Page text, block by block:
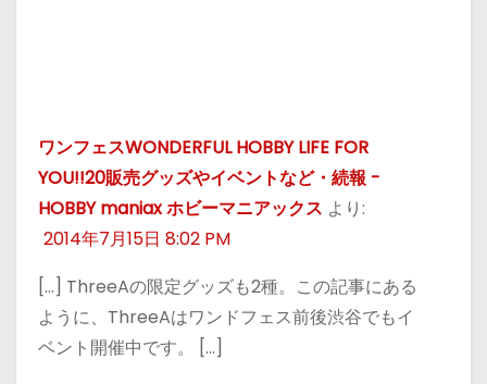
ワンフェスWONDERFUL HOBBY LIFE FOR
YOU!!20販売グッズやイベントなど・続報 -
HOBBY maniax ホビーマニアックス より:
2014年7月15日 8:02 PM
[…] ThreeAの限定グッズも2種。この記事にある
ように、ThreeAはワンドフェス前後渋谷でもイ
ベント開催中です。 […]